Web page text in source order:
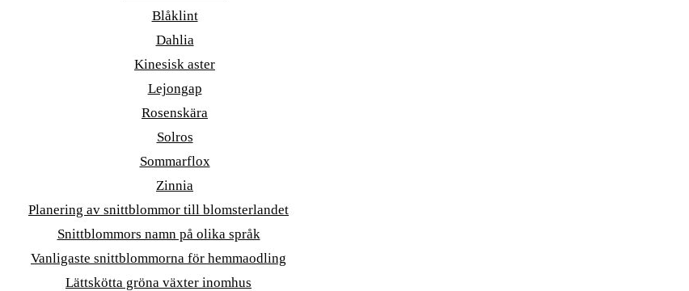
Blåklint
Dahlia
Kinesisk aster
Lejongap
Rosenskära
Solros
Sommarflox
Zinnia
Planering av snittblommor till blomsterlandet
Snittblommors namn på olika språk
Vanligaste snittblommorna för hemmaodling
Lättskötta gröna växter inomhus